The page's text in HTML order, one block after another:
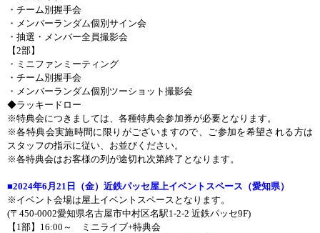
・チーム別握手会
・メンバーランダム個別サイン会
・抽選・メンバー全員撮影会
【2部】
・ミニファンミーティング
・チーム別握手会
・メンバーランダム個別ツーショット撮影会
◆ラッキードロー
※特典会につきましては、各種特典会参加券が必要となります。
※各特典会実施時間に限りがございますので、ご参加を希望される方は
スタッフの指示に従い、お並びください。
※各特典会はお客様の列が途切れ次第終了となります。
■2024年6月 21 日（金）近鉄パッセ屋上イベントスペース（愛知県）
※イベント会場は屋上イベントスペースとなります。
(〒 450-0002愛知県名古屋市中村区名駅1-2-2 近鉄パッセ9F)
【 1部】 16:00 ～ ミニライブ+特典会